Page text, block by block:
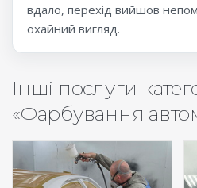
вдало, перехід вийшов
охайний вигляд.
Інші послуги
«Фарбування